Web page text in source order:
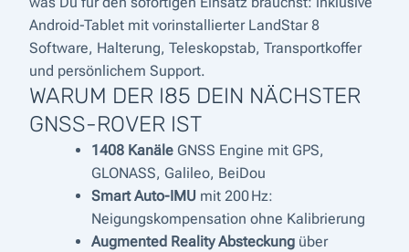
Android-Tablet mit vorinstallierter LandStar 8
Software, Halterung, Teleskopstab, Transportkoffer
und persönlichem Support.
WARUM DER I85 DEIN NÄCHSTER
GNSS-ROVER IST
1408 Kanäle GNSS Engine mit GPS,
GLONASS, Galileo, BeiDou
Smart Auto-IMU mit 200 Hz:
Neigungskompensation ohne Kalibrierung
Augmented Reality Absteckung über